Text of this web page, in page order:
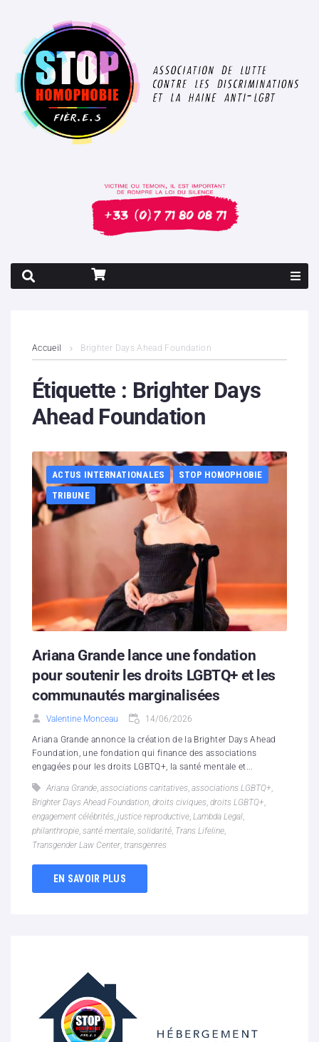
Contenus litigieux
Nous soutenir
Partenaires
Contacts
Accueil Brighter Days Ahead Foundation
Étiquette : Brighter Days
Ahead Foundation
ACTUS INTERNATIONALES
STOP HOMOPHOBIE
TRIBUNE
Ariana Grande lance une fondation
pour soutenir les droits LGBTQ+ et les
communautés marginalisées
Valentine Monceau 14/06/2026
Ariana Grande annonce la création de la Brighter Days Ahead
Foundation, une fondation qui finance des associations
engagées pour les droits LGBTQ+, la santé mentale et...
Ariana Grande, associations caritatives, associations LGBTQ+,
Brighter Days Ahead Foundation, droits civiques, droits LGBTQ+,
engagement célébrités, justice reproductive, Lambda Legal,
philanthropie, santé mentale, solidarité, Trans Lifeline,
Transgender Law Center, transgenres
EN SAVOIR PLUS